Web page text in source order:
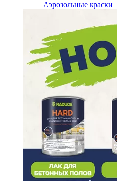
Аэрозольные краски